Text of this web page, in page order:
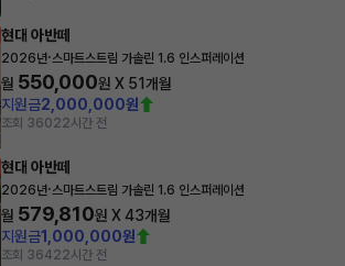
현대 아반떼
2026년·스마트스트림 가솔린 1.6 인스퍼레이션
월 550,000원 X 51개월
지원금2,000,000원
조회 36022시간 전
현대 아반떼
2026년·스마트스트림 가솔린 1.6 인스퍼레이션
월 579,810원 X43개월
지원금1,000,000원
조회 36422시간 전